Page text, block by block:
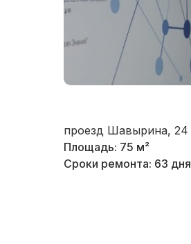
проезд Шавырина, 24
Площадь: 75 м²
Сроки ремонта: 63 дня